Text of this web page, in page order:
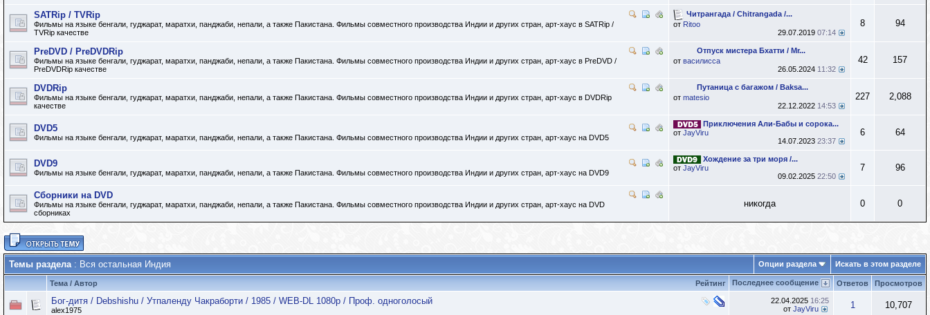
SATRip / TVRip
Фильмы на языке бенгали, гуджарат, маратхи, панджаби, непали, а также Пакистана. Фильмы совместного производства Индии и других стран, арт-хаус в SATRip /
TVRip качестве
Читрангада / Chitrangada /...
от Ritoo
29.07.2019 07:14
8 94
PreDVD / PreDVDRip
Фильмы на языке бенгали, гуджарат, маратхи, панджаби, непали, а также Пакистана. Фильмы совместного производства Индии и других стран, арт-хаус в PreDVD /
PreDVDRip качестве
Отпуск мистера Бхатти / Mr...
от василисса
26.05.2024 11:32
42 157
DVDRip
Фильмы на языке бенгали, гуджарат, маратхи, панджаби, непали, а также Пакистана. Фильмы совместного производства Индии и других стран, арт-хаус в DVDRip
качестве
Путаница с багажом / Baksa...
от matesio
22.12.2022 14:53
227 2,088
DVD5
Фильмы на языке бенгали, гуджарат, маратхи, панджаби, непали, а также Пакистана. Фильмы совместного производства Индии и других стран, арт-хаус на DVD5
Приключения Али-Бабы и сорока...
от JayViru
14.07.2023 23:37
6 64
DVD9
Фильмы на языке бенгали, гуджарат, маратхи, панджаби, непали, а также Пакистана. Фильмы совместного производства Индии и других стран, арт-хаус на DVD9
Хождение за три моря /...
от JayViru
09.02.2025 22:50
7 96
Сборники на DVD
Фильмы на языке бенгали, гуджарат, маратхи, панджаби, непали, а также Пакистана. Фильмы совместного производства Индии и других стран, арт-хаус на DVD
сборниках
никогда 0 0
Темы раздела: Вся остальная Индия Опции раздела Искать в этом разделе
Рейтинг
Тема / Автор Последнее сообщение Ответов Просмотров
Бог-дитя / Debshishu / Утпаленду Чакраборти / 1985 / WEB-DL 1080p / Проф. одноголосый
alex1975
22.04.2025 16:25
от JayViru 1 10,707